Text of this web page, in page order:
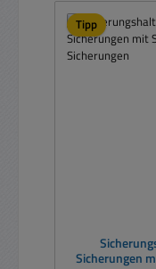
Tipp
Sicherungen